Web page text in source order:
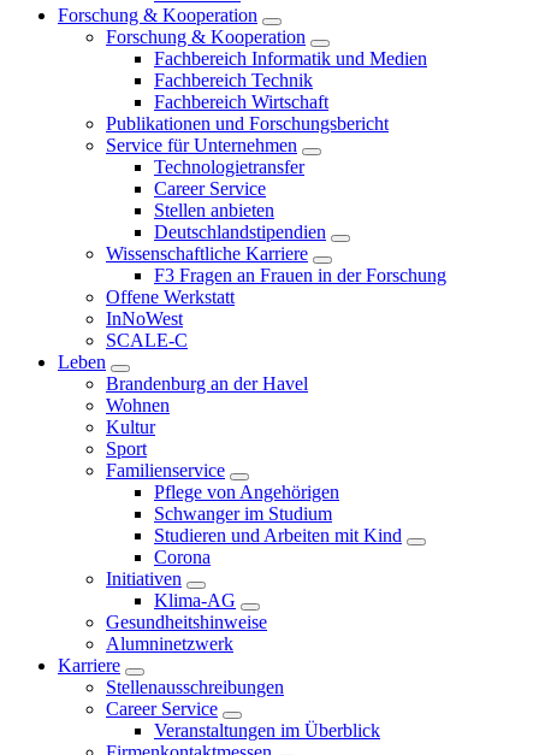
Forschung & Kooperation
Forschung & Kooperation
Fachbereich Informatik und Medien
Fachbereich Technik
Fachbereich Wirtschaft
Publikationen und Forschungsbericht
Service für Unternehmen
Technologietransfer
Career Service
Stellen anbieten
Deutschlandstipendien
Wissenschaftliche Karriere
F3 Fragen an Frauen in der Forschung
Offene Werkstatt
InNoWest
SCALE-C
Leben
Brandenburg an der Havel
Wohnen
Kultur
Sport
Familienservice
Pflege von Angehörigen
Schwanger im Studium
Studieren und Arbeiten mit Kind
Corona
Initiativen
Klima-AG
Gesundheitshinweise
Alumninetzwerk
Karriere
Stellenausschreibungen
Career Service
Veranstaltungen im Überblick